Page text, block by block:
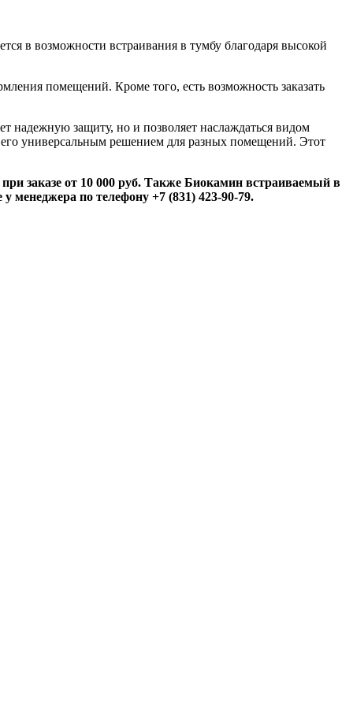
в возможности встраивания в тумбу благодаря высокой
помещений. Кроме того, есть возможность заказать
надежную защиту, но и позволяет наслаждаться видом
универсальным решением для разных помещений. Этот
заказе от 10 000 руб. Также Биокамин встраиваемый в
менеджера по телефону +7 (831) 423-90-79.